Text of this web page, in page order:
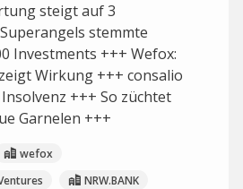
steigt auf 3
stemmte
Investments +++ Wefox:
Wirkung +++ consalio
+++ So züchtet
Garnelen +++
wefox
NRW.BANK